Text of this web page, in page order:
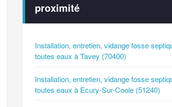
proximité
Installation, entretien, vidange fosse
toutes eaux à Tavey (70400)
Installation, entretien, vidange fosse
toutes eaux à Ecury-Sur-Coole (51240)